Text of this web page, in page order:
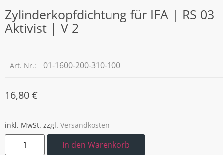
Zylinderkopfdichtung für IFA | RS 03
Aktivist | V 2
Art. Nr.: 01-1600-200-310-100
16,80€
inkl. MwSt. zzgl. Versandkosten
In den Warenkorb